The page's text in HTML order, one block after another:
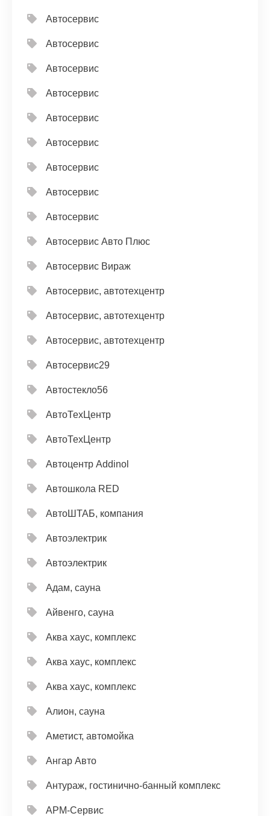
Автосервис
Автосервис
Автосервис
Автосервис
Автосервис
Автосервис
Автосервис
Автосервис
Автосервис
Автосервис Авто Плюс
Автосервис Вираж
Автосервис, автотехцентр
Автосервис, автотехцентр
Автосервис, автотехцентр
Автосервис29
Автостекло56
АвтоТехЦентр
АвтоТехЦентр
Автоцентр Addinol
Автошкола RED
АвтоШТАБ, компания
Автоэлектрик
Автоэлектрик
Адам, сауна
Айвенго, сауна
Аква хаус, комплекс
Аква хаус, комплекс
Аква хаус, комплекс
Алион, сауна
Аметист, автомойка
Ангар Авто
Антураж, гостинично-банный комплекс
АРМ-Сервис